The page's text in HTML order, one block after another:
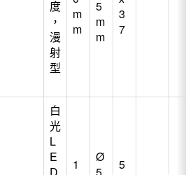
度
，
漫
射
型
m
m
5
m
m
3
7
白
光
L
E
1
Ø
5